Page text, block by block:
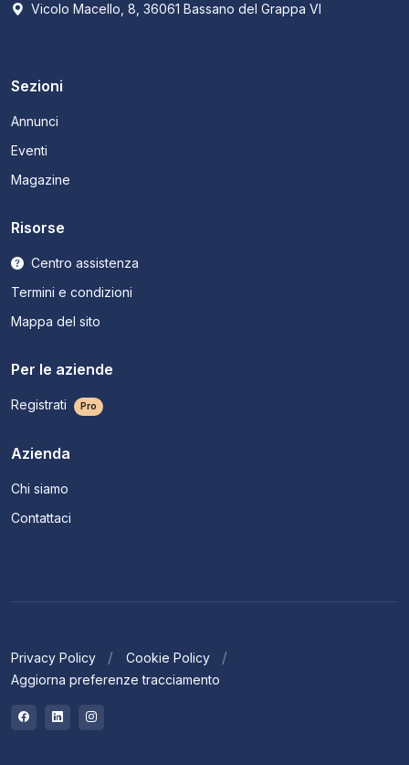
Vicolo Macello, 8, 36061 Bassano del Grappa VI
Sezioni
Annunci
Eventi
Magazine
Risorse
Centro assistenza
Termini e condizioni
Mappa del sito
Per le aziende
Registrati Pro
Azienda
Chi siamo
Contattaci
Privacy Policy
Cookie Policy
Aggiorna preferenze tracciamento